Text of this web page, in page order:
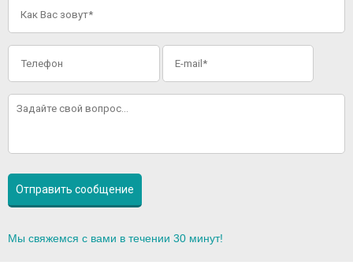
Мы свяжемся с вами в течении 30 минут!